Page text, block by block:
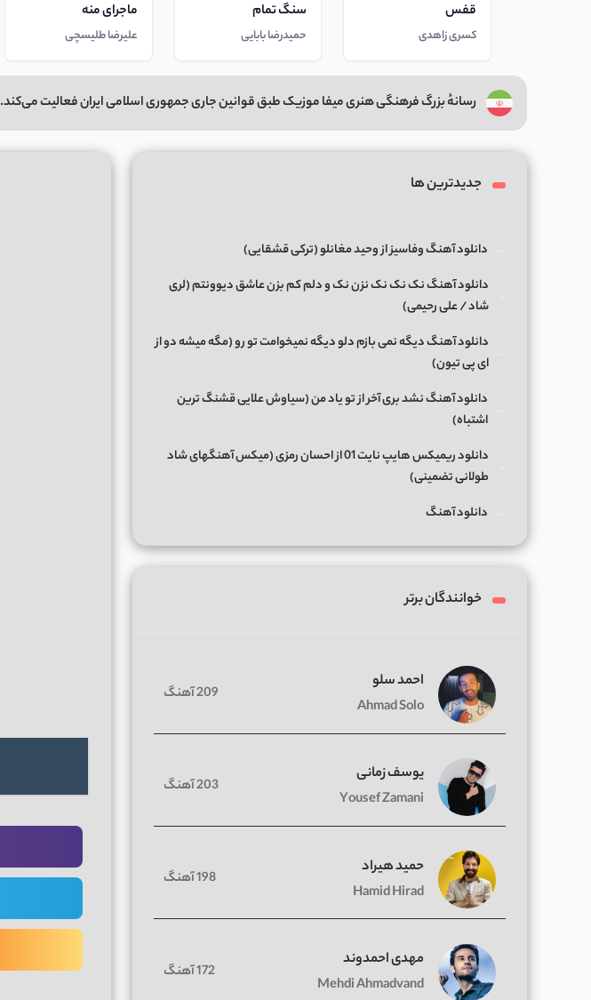
قفس
کسری زاهدی
سنگ تمام
حمیدرضا بابایی
ماجرای منه
علیرضا طلیسچی
رسانهٔ بزرگ فرهنگی هنری میفا موزیک طبق قوانین جاری جمهوری اسلامی ایران فعالیت می‌کند.
جدیدترین ها
دانلود آهنگ وفاسیز از وحید مغانلو (ترکی قشقایی)
دانلود آهنگ نک نک نک نزن نک و دلم کم بزن عاشق دیوونتم (لری
شاد / علی رحیمی)
دانلود آهنگ دیگه نمی بازم دلو دیگه نمیخوامت تو رو (مگه میشه دو از
ای پی تیون)
دانلود آهنگ نشد بری آخر از تو یاد من (سیاوش علایی قشنگ ترین
اشتباه)
دانلود ریمیکس هایپ نایت 01 از احسان رمزی (میکس آهنگهای شاد
طولانی تضمینی)
دانلود آهنگ
خوانندگان برتر
احمد سلو
Ahmad Solo
209 آهنگ
یوسف زمانی
Yousef Zamani
203 آهنگ
حمید هیراد
Hamid Hirad
198 آهنگ
مهدی احمدوند
Mehdi Ahmadvand
172 آهنگ